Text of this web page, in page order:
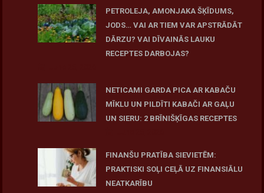
PETROLEJA, AMONJAKA ŠĶĪDUMS,
JODS… VAI AR TIEM VAR APSTRĀDĀT
DĀRZU? VAI DĪVAINĀS LAUKU
RECEPTES DARBOJAS?
NETICAMI GARDA PICA AR KABAČU
MĪKLU UN PILDĪTI KABAČI AR GAĻU
UN SIERU: 2 BRĪNIŠĶĪGAS RECEPTES
FINANŠU PRATĪBA SIEVIETĒM:
PRAKTISKI SOĻI CEĻĀ UZ FINANSIĀLU
NEATKARĪBU